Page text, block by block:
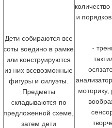
Дети собираются все
соты воедино в рамке
или конструируются
из них всевозможные
фигуры и силуэты.
Предметы
складываются по
предложенной схеме,
затем дети
и
-
моторику,